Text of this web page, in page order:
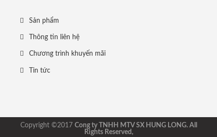
Sản phẩm
Thông tin liên hệ
Chương trình khuyến mãi
Tin tức
Copyright ©2017 Cong ty TNHH MTV SX HUNG LONG. All
Rights Reserved,